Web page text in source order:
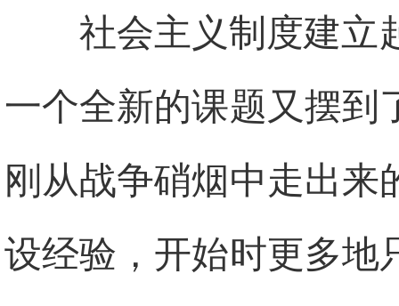
社会主义制度建立
一个全新的课题又摆到
刚从战争硝烟中走出来
设经验，开始时更多地